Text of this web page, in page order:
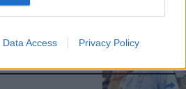
Data Access Privacy Policy